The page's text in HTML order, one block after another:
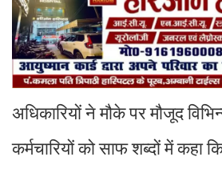
अधिकारियों ने मौके पर मौजूद
कर्मचारियों को साफ शब्दों में कहा